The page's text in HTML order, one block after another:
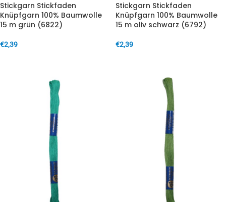
Stickgarn Stickfaden
Knüpfgarn 100% Baumwolle
15 m grün (6822)
€2,39
Stickgarn Stickfaden
Knüpfgarn 100% Baumwolle
15 m oliv schwarz (6792)
€2,39